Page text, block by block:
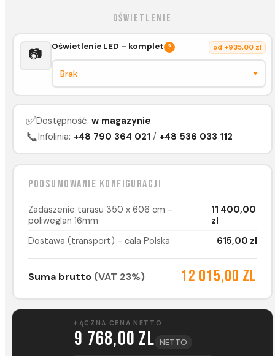
Oświetlenie
📷 Oświetlenie LED – komplet ? od +935,00 zl
✅Dostępność: w magazynie
📞Infolinia: +48 790 364 021 / +48 536 033 112
Podsumowanie konfiguracji
Zadaszenie tarasu 350 x 606 cm -
poliweglan 16mm
11 400,00
zl
Dostawa (transport) - cala Polska
615,00 zl
Suma brutto (VAT 23%) 12 015,00 zl
ŁĄCZNA CENA NETTO
9 768,00 zl NETTO